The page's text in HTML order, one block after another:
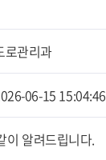
로관리과
06-15 15:04:46
이 알려드립니다.